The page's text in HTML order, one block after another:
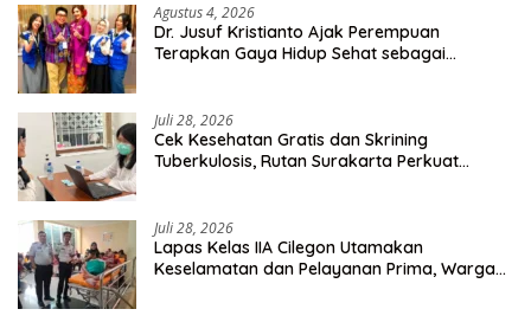
Agustus 4, 2026
Dr. Jusuf Kristianto Ajak Perempuan
Terapkan Gaya Hidup Sehat sebagai
Juli 28, 2026
Cek Kesehatan Gratis dan Skrining
Tuberkulosis, Rutan Surakarta Perkuat
Juli 28, 2026
Lapas Kelas IIA Cilegon Utamakan
Keselamatan dan Pelayanan Prima, Warga